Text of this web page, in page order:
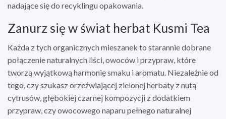
nadające się do recyklingu opakowania.
Zanurz się w świat herbat Kusmi Tea
Każda z tych organicznych mieszanek to starannie dobrane
połączenie naturalnych liści, owoców i przypraw, które
tworzą wyjątkową harmonię smaku i aromatu. Niezależnie od
tego, czy szukasz orzeźwiającej zielonej herbaty z nutą
cytrusów, głębokiej czarnej kompozycji z dodatkiem
przypraw, czy owocowego naparu pełnego naturalnej